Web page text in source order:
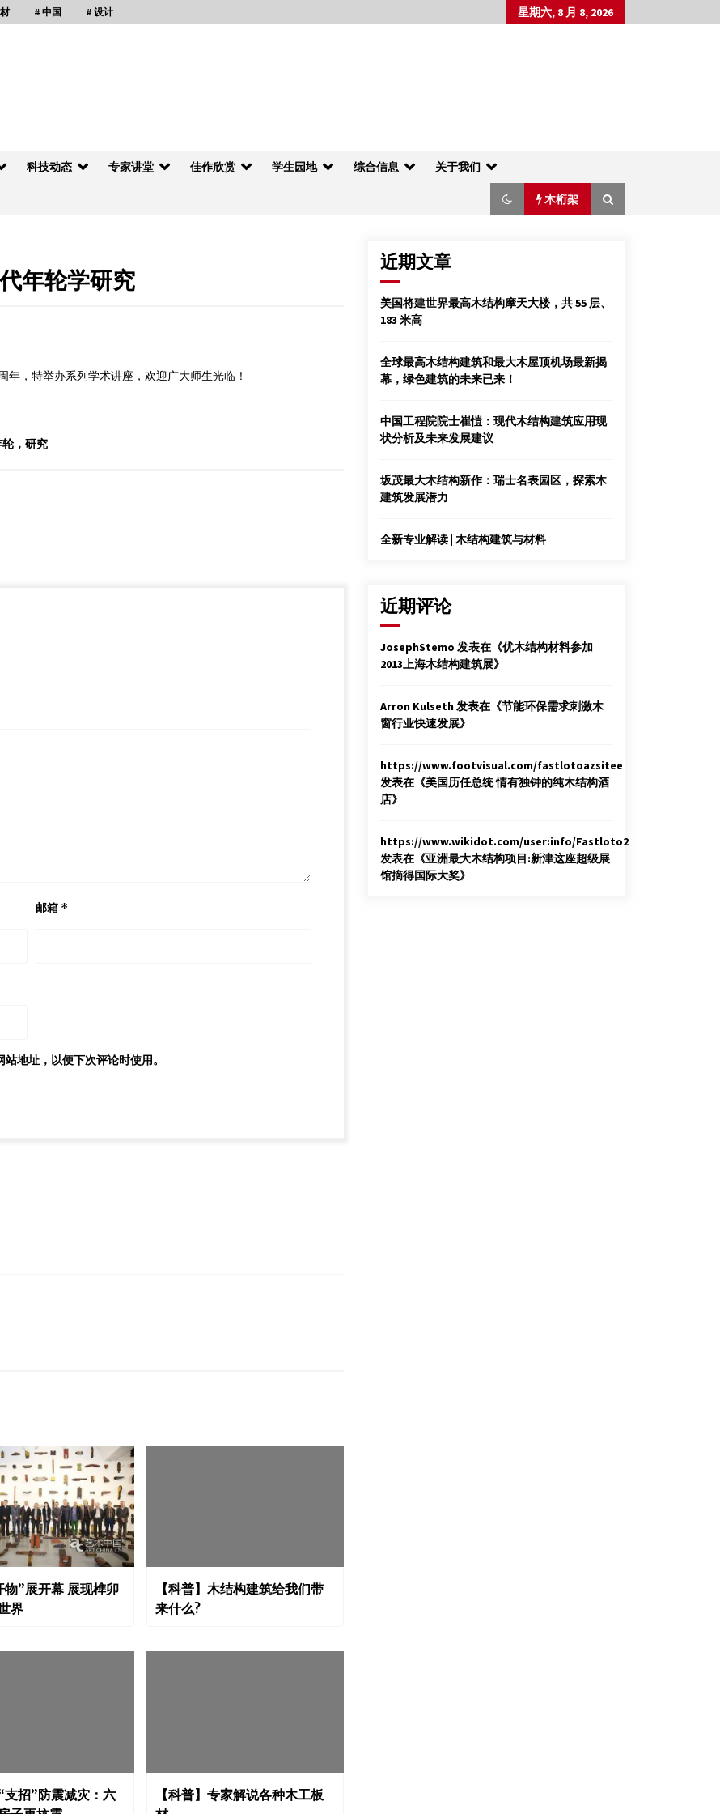
# 中国 # 设计 星期六, 8 月 8, 2026
科技动态 专家讲堂 佳作欣赏 学生园地 综合信息 关于我们
木桁架
内蒙古自治区装配式现代木结构建筑产业化发
2013年12月10日
2012年2月22日
贵州黎平县一侗寨发生火灾 28栋房屋被毁
157人受灾
2014年7月9日
首家大陆控股木屋企业在香港上市
2012年7月28日
我国古代木结构建筑避雷的方式以及六大要点
年轮学研究
，特举办系列学术讲座，欢迎广大师生光临！
轮，研究
邮箱 *
地址，以便下次评论时使用。
物”展开幕 展现榫卯
界
【科普】木结构建筑给我们带
来什么?
支招”防震减灾：六
【科普】专家解说各种木工板
近期文章
美国将建世界最高木结构摩天大楼，共 55 层、
183 米高
全球最高木结构建筑和最大木屋顶机场最新揭
幕，绿色建筑的未来已来！
中国工程院院士崔愷：现代木结构建筑应用现
状分析及未来发展建议
坂茂最大木结构新作：瑞士名表园区，探索木
建筑发展潜力
全新专业解读 | 木结构建筑与材料
近期评论
JosephStemo 发表在《优木结构材料参加
2013上海木结构建筑展》
Arron Kulseth发表在《节能环保需求刺激木
窗行业快速发展》
https://www.footvisual.com/fastlotoazsitee
发表在《美国历任总统 情有独钟的纯木结构酒
店》
https://www.wikidot.com/user:info/Fastloto2
发表在《亚洲最大木结构项目:新津这座超级展
馆摘得国际大奖》